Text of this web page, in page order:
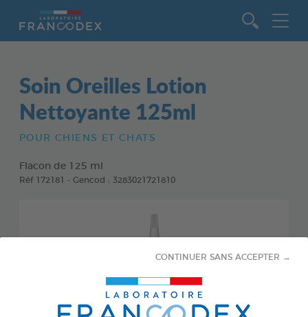
CONTINUER SANS ACCEPTER →
Soin Oreilles Lotion
Nettoyante 125ml
POUR CHIENS ET CHATS
Flacon de 125 ml
Réf 172181 - Gencod : 3283021721810